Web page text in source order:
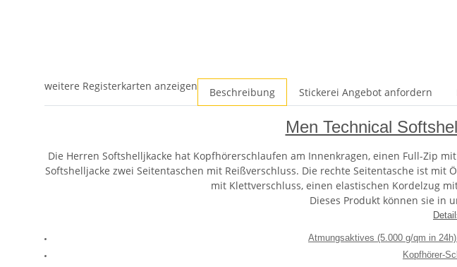
weitere Registerkarten anzeigen Beschreibung Stickerei Angebot anfordern
Men Technical
Die Herren Softshelljkacke hat Kopfhörerschlaufen am Innenkragen, einen Full-Zip
Softshelljacke zwei Seitentaschen mit Reißverschluss. Die rechte Seitentasche ist
mit Klettverschluss, einen elastischen Kordelzug
Dieses Produkt können sie in
Atmungsaktives (5.000 g/qm in
Kopfhörer-